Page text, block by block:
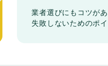
業者選びにもコツがあ
失敗しないためのポ